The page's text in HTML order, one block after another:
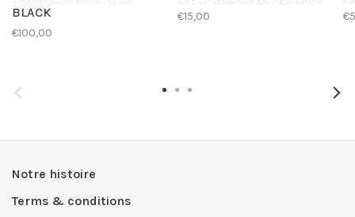
BLACK
€100,00
€15,00
Notre histoire
Terms & conditions